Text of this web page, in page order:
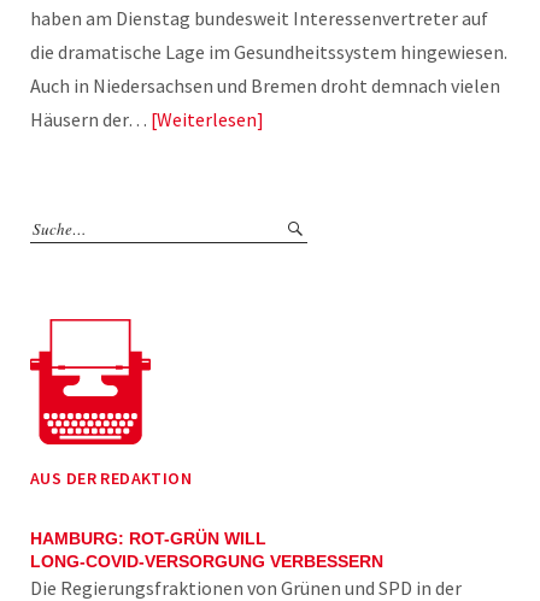
haben am Dienstag bundesweit Interessenvertreter auf
die dramatische Lage im Gesundheitssystem hingewiesen.
Auch in Niedersachsen und Bremen droht demnach vielen
Häusern der… Weiterlesen
AUS DER REDAKTION
HAMBURG: ROT-GRÜN WILL
LONG-COVID-VERSORGUNG VERBESSERN
Die Regierungsfraktionen von Grünen und SPD in der